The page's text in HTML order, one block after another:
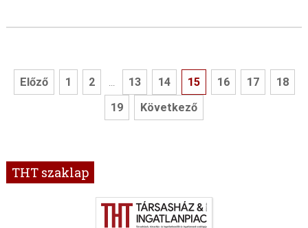
Előző 1 2 ... 13 14 15 16 17
18
19
Következő
THT szaklap